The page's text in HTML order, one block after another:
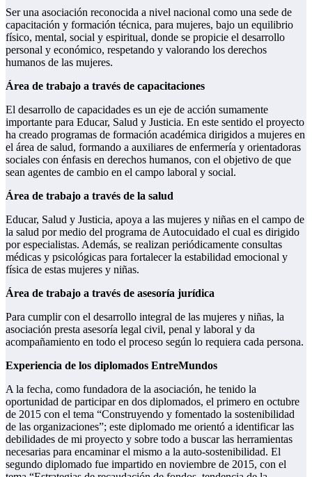
Ser una asociación reconocida a nivel nacional como una sede de
capacitación y formación técnica, para mujeres, bajo un equilibrio
físico, mental, social y espiritual, donde se propicie el desarrollo
personal y económico, respetando y valorando los derechos
humanos de las mujeres.
Área de trabajo a través de capacitaciones
El desarrollo de capacidades es un eje de acción sumamente
importante para Educar, Salud y Justicia. En este sentido el proyecto
ha creado programas de formación académica dirigidos a mujeres en
el área de salud, formando a auxiliares de enfermería y orientadoras
sociales con énfasis en derechos humanos, con el objetivo de que
sean agentes de cambio en el campo laboral y social.
Área de trabajo a través de la salud
Educar, Salud y Justicia, apoya a las mujeres y niñas en el campo de
la salud por medio del programa de Autocuidado el cual es dirigido
por especialistas. Además, se realizan periódicamente consultas
médicas y psicológicas para fortalecer la estabilidad emocional y
física de estas mujeres y niñas.
Área de trabajo a través de asesoría jurídica
Para cumplir con el desarrollo integral de las mujeres y niñas, la
asociación presta asesoría legal civil, penal y laboral y da
acompañamiento en todo el proceso según lo requiera cada persona.
Experiencia de los diplomados EntreMundos
A la fecha, como fundadora de la asociación, he tenido la
oportunidad de participar en dos diplomados, el primero en octubre
de 2015 con el tema “Construyendo y fomentado la sostenibilidad
de las organizaciones”; este diplomado me orientó a identificar las
debilidades de mi proyecto y sobre todo a buscar las herramientas
necesarias para encaminar el mismo a la auto-sostenibilidad. El
segundo diplomado fue impartido en noviembre de 2015, con el